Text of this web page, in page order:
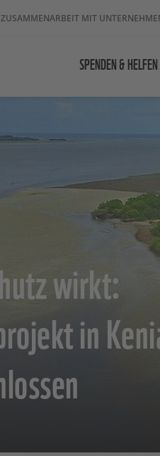
ZUSAMMENARBEIT MIT
SPENDEN & HELFEN
wirkt:
in